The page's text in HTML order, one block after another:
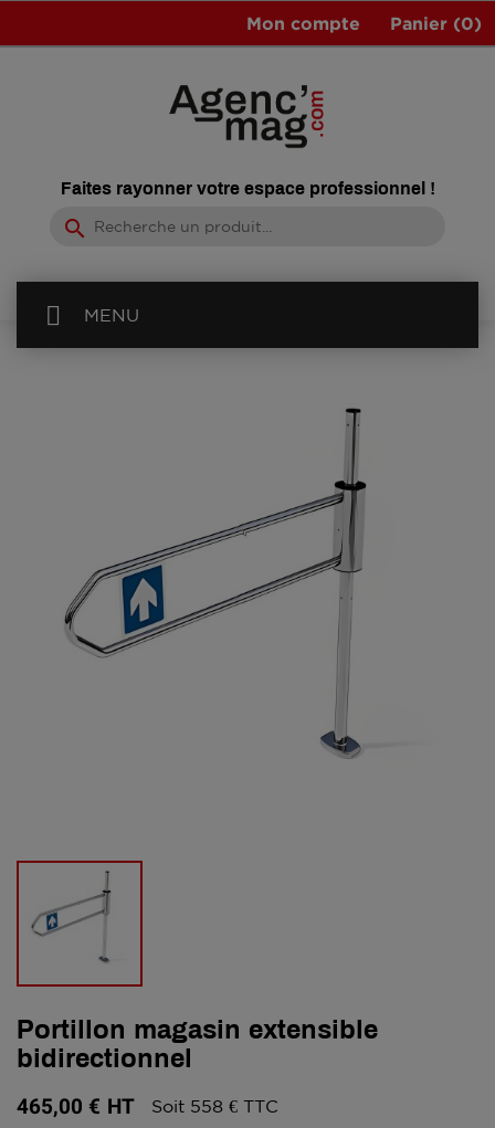
Panier (0)
Mon compte
Faites rayonner votre espace professionnel !
search
MENU
Portillon magasin extensible
bidirectionnel
465,00 € HT Soit 558 € TTC